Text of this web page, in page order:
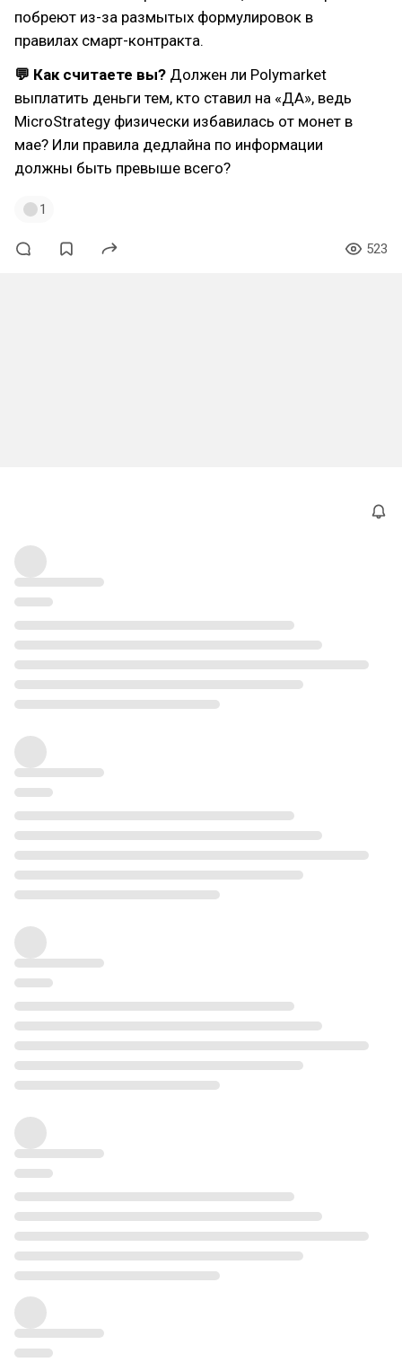
побреют из-за размытых формулировок в
правилах смарт-контракта.
💬 Как считаете вы? Должен ли Polymarket
выплатить деньги тем, кто ставил на «ДА», ведь
MicroStrategy физически избавилась от монет в
мае? Или правила дедлайна по информации
должны быть превыше всего?
1
523